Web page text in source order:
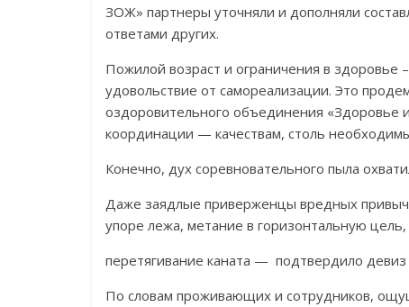
ЗОЖ» партнеры уточняли и дополняли
ответами других.
Пожилой возраст и ограничения в здоровье
удовольствие от самореализации. Это
оздоровительного объединения «Здоровье
координации — качествам, столь
Конечно, дух соревновательного пыла
Даже заядлые приверженцы вредных
упоре лежа, метание в горизонтальную
перетягивание каната — подтвердило
По словам проживающих и сотрудников,